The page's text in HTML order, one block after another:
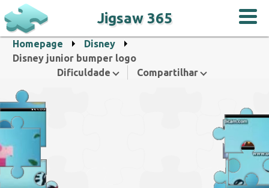
Jigsaw 365
Homepage
Disney
Disney junior bumper logo
Dificuldade
Compartilhar